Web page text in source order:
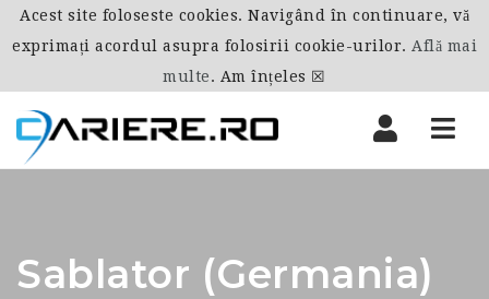
Sablator (Germania)
Acest site foloseste cookies. Navigând în continuare, vă
exprimați acordul asupra folosirii cookie-urilor. Află mai
multe. Am înțeles ☒